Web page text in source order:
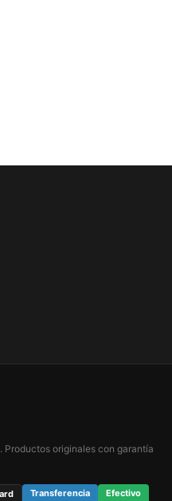
Productos originales con garantía
Transferencia Efectivo